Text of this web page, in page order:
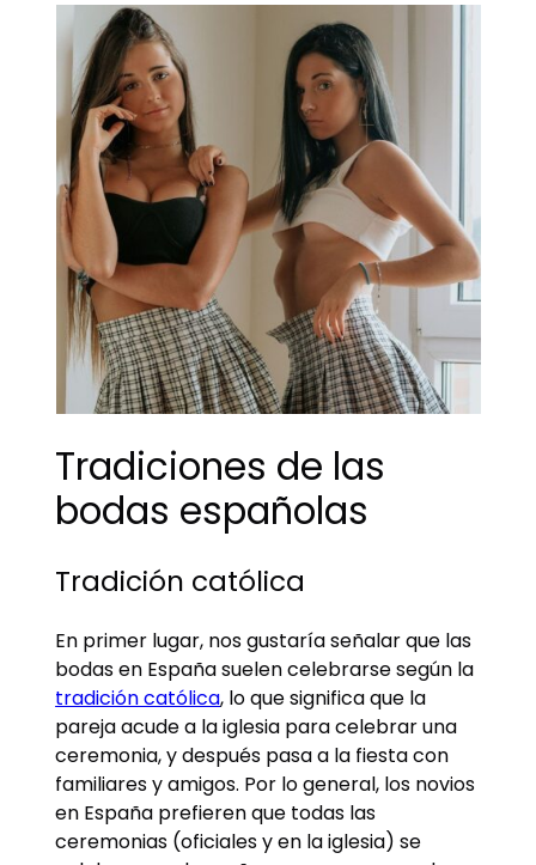
Tradiciones de las
bodas españolas
Tradición católica
En primer lugar, nos gustaría señalar que las
bodas en España suelen celebrarse según la
tradición católica, lo que significa que la
pareja acude a la iglesia para celebrar una
ceremonia, y después pasa a la fiesta con
familiares y amigos. Por lo general, los novios
en España prefieren que todas las
ceremonias (oficiales y en la iglesia) se